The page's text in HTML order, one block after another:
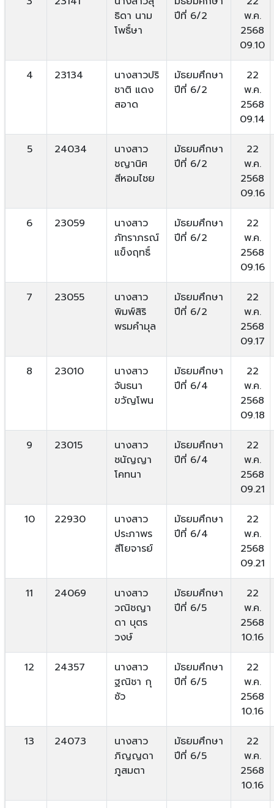
ธิดา นาม
โพธิ์ษา
ปีที่ 6/2
พ.ค.
2568
09.10
4 23134
นางสาวปริ
ชาติ แดง
สอาด
มัธยมศึกษา
ปีที่ 6/2
22
พ.ค.
2568
09.14
5 24034
นางสาว
ชญานิศ
สีหอมไชย
มัธยมศึกษา
ปีที่ 6/2
22
พ.ค.
2568
09.16
6 23059
นางสาว
ภัทราภรณ์
แข็งฤทธิ์
มัธยมศึกษา
ปีที่ 6/2
22
พ.ค.
2568
09.16
7 23055
นางสาว
พิมพ์สิริ
พรมคำมุล
มัธยมศึกษา
ปีที่ 6/2
22
พ.ค.
2568
09.17
8 23010
นางสาว
จันธนา
ขวัญโพน
มัธยมศึกษา
ปีที่ 6/4
22
พ.ค.
2568
09.18
9 23015
นางสาว
ชนัญญา
โคทนา
มัธยมศึกษา
ปีที่ 6/4
22
พ.ค.
2568
09.21
10 22930
นางสาว
ประภาพร
สีโยจารย์
มัธยมศึกษา
ปีที่ 6/4
22
พ.ค.
2568
09.21
11 24069
นางสาว
วณิชญา
ดา บุตร
วงษ์
มัธยมศึกษา
ปีที่ 6/5
22
พ.ค.
2568
10.16
12 24357
นางสาว
ฐณิชา กุ
ซัว
มัธยมศึกษา
ปีที่ 6/5
22
พ.ค.
2568
10.16
13 24073
นางสาว
ภิญญดา
ภูสมตา
มัธยมศึกษา
ปีที่ 6/5
22
พ.ค.
2568
10.16